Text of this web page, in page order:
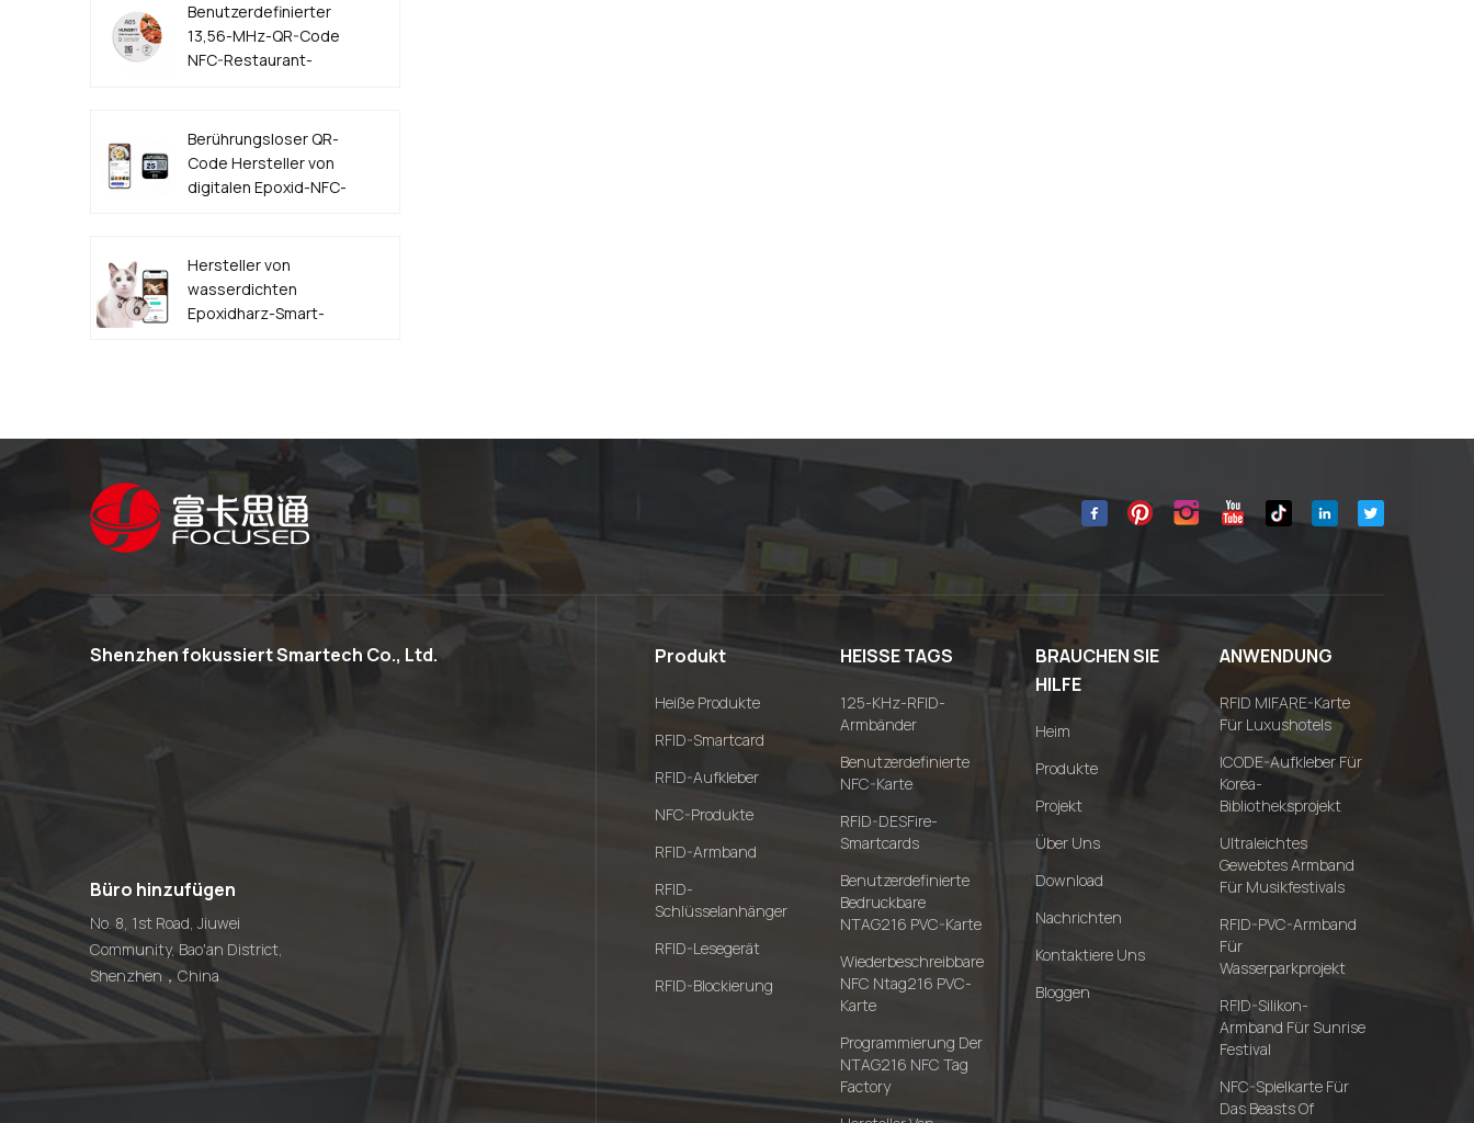
Benutzerdefinierter
13,56-MHz-QR-Code
NFC-Restaurant-
Berührungsloser QR-
Code Hersteller von
digitalen Epoxid-NFC-
Hersteller von
wasserdichten
Epoxidharz-Smart-
Shenzhen fokussiert Smartech Co., Ltd.
Büro hinzufügen
No. 8, 1st Road, Jiuwei
Community, Bao'an District,
Shenzhen，China
Produkt
Heiße Produkte
RFID-Smartcard
RFID-Aufkleber
NFC-Produkte
RFID-Armband
RFID-
Schlüsselanhänger
RFID-Lesegerät
RFID-Blockierung
HEISSE TAGS
125-KHz-RFID-
Armbänder
Benutzerdefinierte
NFC-Karte
RFID-DESFire-
Smartcards
Benutzerdefinierte
Bedruckbare
NTAG216 PVC-Karte
Wiederbeschreibbare
NFC Ntag216 PVC-
Karte
Programmierung Der
NTAG216 NFC Tag
Factory
BRAUCHEN SIE
HILFE
Heim
Produkte
Projekt
Über Uns
Download
Nachrichten
Kontaktiere Uns
Bloggen
ANWENDUNG
RFID MIFARE-Karte
Für Luxushotels
ICODE-Aufkleber Für
Korea-
Bibliotheksprojekt
Ultraleichtes
Gewebtes Armband
Für Musikfestivals
RFID-PVC-Armband
Für
Wasserparkprojekt
RFID-Silikon-
Armband Für Sunrise
Festival
NFC-Spielkarte Für
Das Beasts Of